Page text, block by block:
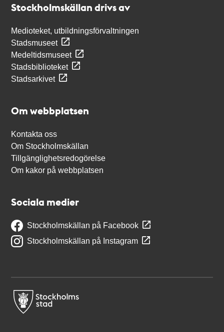
Stockholmskällan drivs av
Medioteket, utbildningsförvaltningen
Stadsmuseet
Medeltidsmuseet
Stadsbiblioteket
Stadsarkivet
Om webbplatsen
Kontakta oss
Om Stockholmskällan
Tillgänglighetsredogörelse
Om kakor på webbplatsen
Sociala medier
Stockholmskällan på Facebook
Stockholmskällan på Instagram